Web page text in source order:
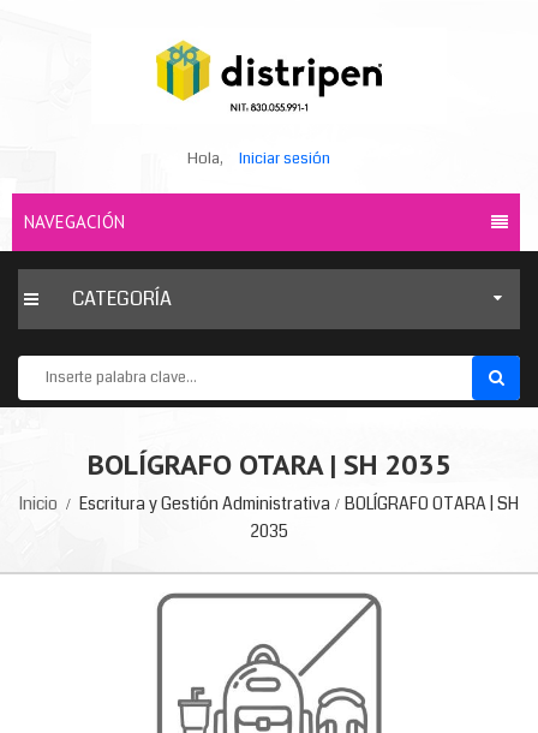
Hola, Iniciar sesión
NAVEGACIÓN
CATEGORÍA
BOLÍGRAFO OTARA | SH 2035
Inicio Escritura y Gestión Administrativa
BOLÍGRAFO OTARA | SH
2035